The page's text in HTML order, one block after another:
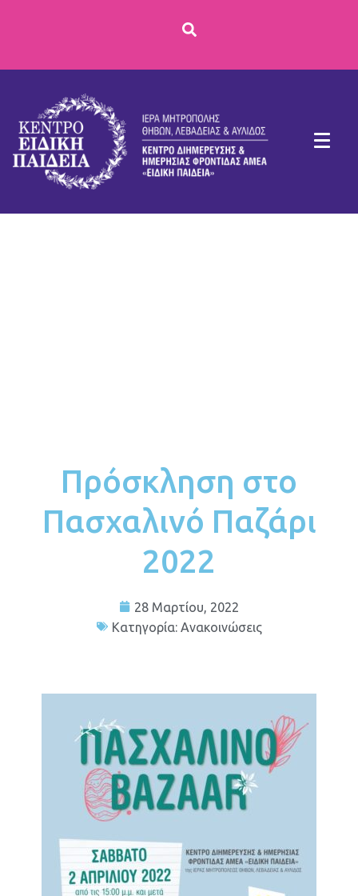
Πρόσκληση στο
Πασχαλινό Παζάρι
2022
28 Μαρτίου, 2022
Κατηγορία: Ανακοινώσεις